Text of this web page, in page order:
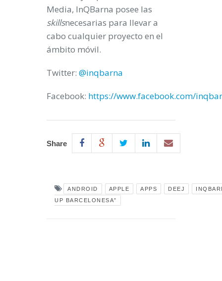
Media, InQBarna posee las
skillsnecesarias para llevar a
cabo cualquier proyecto en el
ámbito móvil.
Twitter: @inqbarna
Facebook: https://www.facebook.com/
Share
ANDROID APPLE APPS DEEJ
UP BARCELONESA”